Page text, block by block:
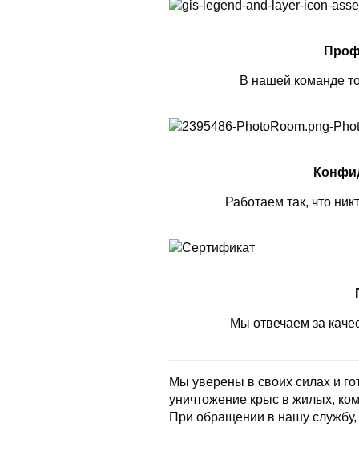
В нашей команде
Работаем так, что
Мы отвечаем за
Мы уверены в своих силах и
уничтожение крыс в жилых,
При обращении в нашу